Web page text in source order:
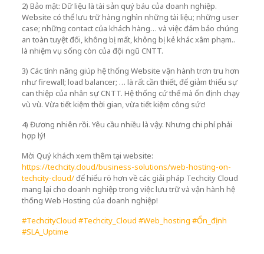
2) Bảo mật: Dữ liệu là tài sản quý báu của doanh nghiệp.
Website có thể lưu trữ hàng nghìn những tài liệu; những user
case; những contact của khách hàng… và việc đảm bảo chúng
an toàn tuyệt đối, không bị mất, không bị kẻ khác xâm phạm..
là nhiệm vụ sống còn của đội ngũ CNTT.
3) Các tính năng giúp hệ thống Website vận hành trơn tru hơn
như firewall; load balancer; … là rất cần thiết, để giảm thiểu sự
can thiệp của nhân sự CNTT. Hệ thống cứ thế mà ổn định chạy
vù vù. Vừa tiết kiệm thời gian, vừa tiết kiệm công sức!
4) Đương nhiên rồi. Yêu cầu nhiều là vậy. Nhưng chi phí phải
hợp lý!
Mời Quý khách xem thêm tại website:
https://techcity.cloud/business-solutions/web-hosting-on-
techcity-cloud/để hiểu rõ hơn về các giải pháp Techcity Cloud
mang lại cho doanh nghiệp trong việc lưu trữ và vận hành hệ
thống Web Hosting của doanh nghiệp!
#TechcityCloud #Techcity_Cloud #Web_hosting #Ổn_định
#SLA_Uptime